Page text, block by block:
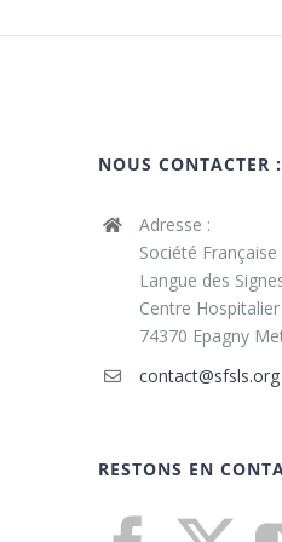
NOUS CONTACTER :
Adresse :
Société
Langue des
Centre
74370 Epagny
contact@sfsls.org
RESTONS EN